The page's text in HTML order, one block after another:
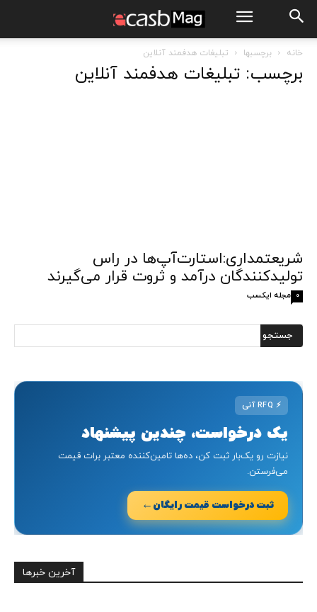
خانه برچسبها تبلیغات هدفمند آنلاین
برچسب: تبلیغات هدفمند آنلاین
شریعتمداری:استارت‌آپ‌ها در راس
تولیدکنندگان درآمد و ثروت قرار می‌گیرند
مجله ایکسب 0
⚡
یک درخواست، چندین پیشنهاد
نیازت رو یک‌بار ثبت کن، ده‌ها تامین‌کننده معتبر برات قیمت
می‌فرستن.
ثبت درخواست قیمت رایگان ←
آخرین خبرها